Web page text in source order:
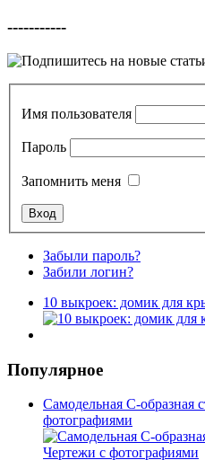
-----------
Имя пользователя
Пароль
Запомнить меня
Забыли пароль?
Забили логин?
10 выкроек: домик для
Популярное
Самодельная С-образная
фотографиями